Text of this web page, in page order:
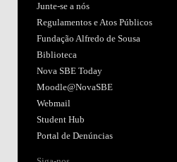
Junte-se a nós
Regulamentos e Atos Públicos
Fundação Alfredo de Sousa
Biblioteca
Nova SBE Today
Moodle@NovaSBE
Webmail
Student Hub
Portal de Denúncias